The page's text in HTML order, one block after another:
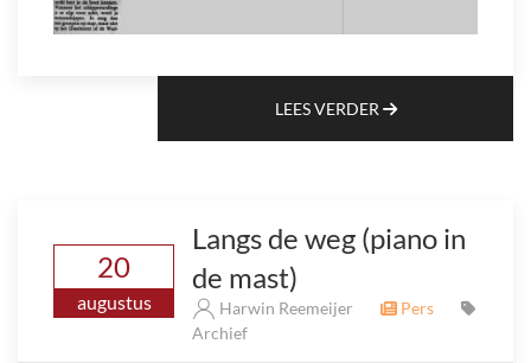
LEES VERDER
20
augustus
Langs de weg (piano in
de mast)
Harwin Reemeijer
Pers
Archief